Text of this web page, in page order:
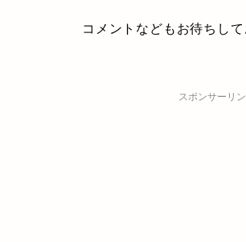
コメントなどもお待ちして
スポンサーリ